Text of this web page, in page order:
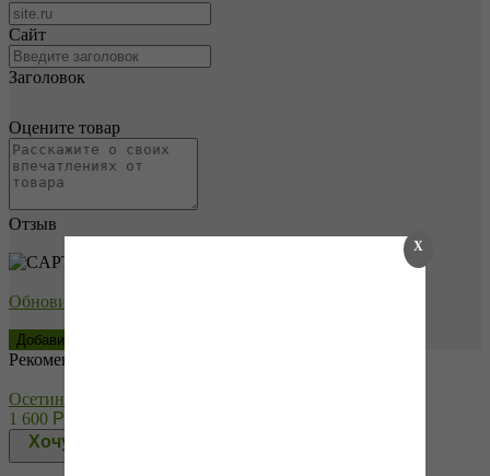
Сайт
Заголовок
Оцените товар
Отзыв
Обновить капчу (CAPTCHA)
Рекомендуем купить
Осетинский пирог с семгой и картофелем
1 600 Р
Хочу!
X